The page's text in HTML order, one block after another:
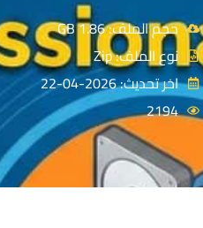
حجم الملف: 1.86 GB
نوع الملف: Zip
اخر تحديث: 2026-04-22
2194